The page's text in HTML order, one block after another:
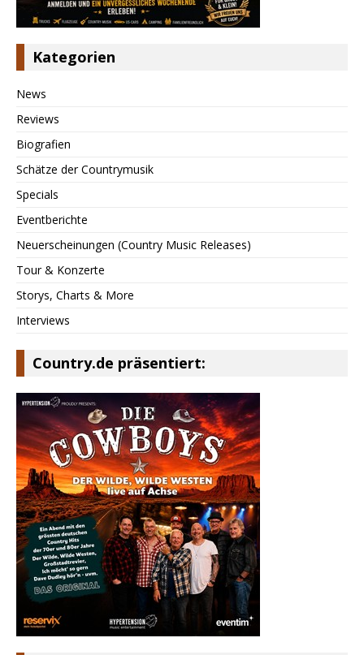
Kategorien
News
Reviews
Biografien
Schätze der Countrymusik
Specials
Eventberichte
Neuerscheinungen (Country Music Releases)
Tour & Konzerte
Storys, Charts & More
Interviews
Country.de präsentiert: